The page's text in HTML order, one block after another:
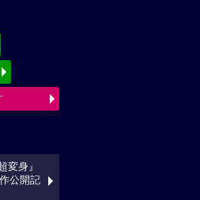
変身』
公開記